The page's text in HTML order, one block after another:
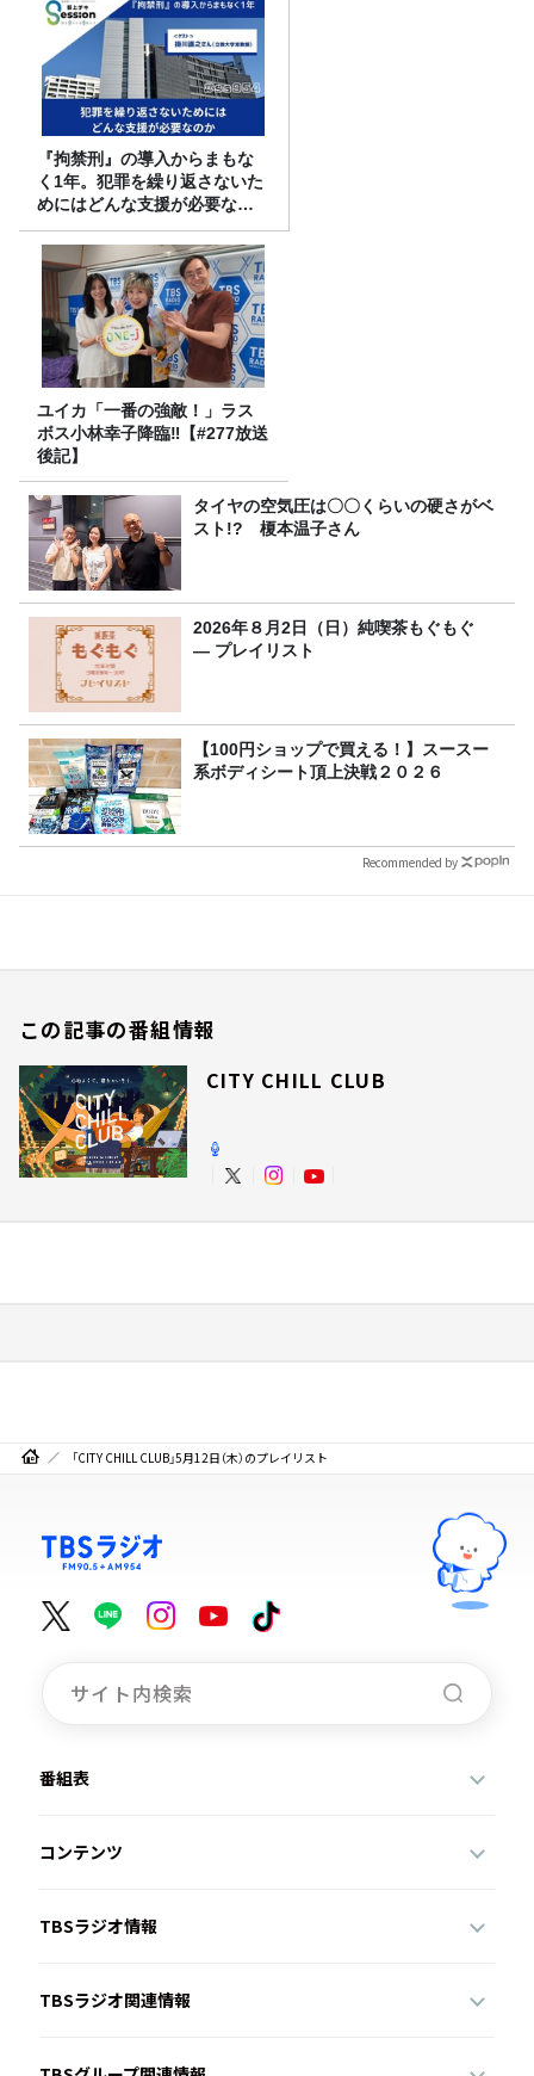
『拘禁刑』の導入からまもな
く1年。犯罪を繰り返さないた
めにはどんな支援が必要なの
か
ユイカ「一番の強敵！」ラス
ボス小林幸子降臨‼【#277放送
後記】
タイヤの空気圧は〇〇くらいの硬さがベ
スト!? 榎本温子さん
2026年８月2日（日）純喫茶もぐもぐ
― プレイリスト
【100円ショップで買える！】スースー
系ボディシート頂上決戦２０２６
Recommended by
この記事の番組情報
CITY CHILL CLUB
「CITY CHILL CLUB」5月12日（木）のプレイリスト
番組表
コンテンツ
TBSラジオ情報
TBSラジオ関連情報